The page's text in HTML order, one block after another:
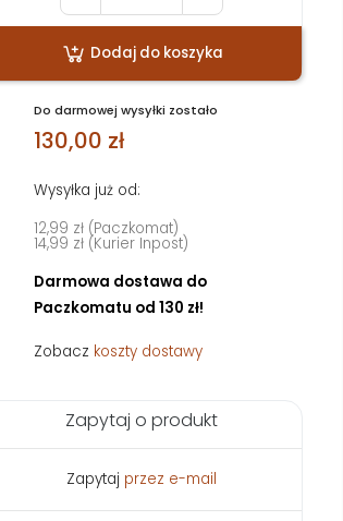
Dodaj do koszyka
Do darmowej wysyłki zostało
130,00 zł
Wysyłka już od:
12,99 zł (Paczkomat)
14,99 zł (Kurier Inpost)
Darmowa dostawa do
Paczkomatu od 130 zł!
Zobacz koszty dostawy
Zapytaj o produkt
Zapytaj przez e-mail